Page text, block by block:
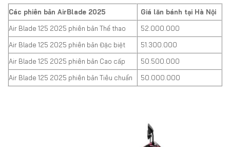
Các phiên bản AirBlade 2025
Giá lăn bánh tại Hà Nội
Air Blade 125 2025 phiên bản Thể thao
52.000.000
Air Blade 125 2025 phiên bản Đặc biệt
51.300.000
Air Blade 125 2025 phiên bản Cao cấp
50.500.000
Air Blade 125 2025 phiên bản Tiêu chuẩn
50.000.000